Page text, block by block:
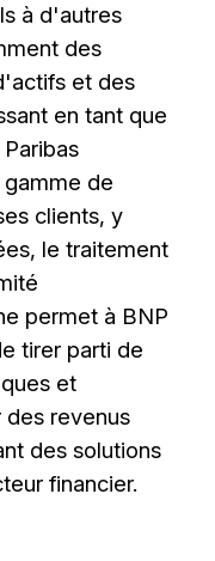
à d'autres
des
et des
en tant que
de
clients, y
le traitement
permet à BNP
tirer parti de
et
des revenus
des solutions
financier.